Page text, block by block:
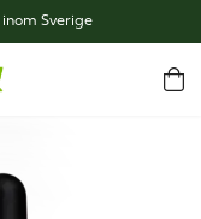
inom Sverige